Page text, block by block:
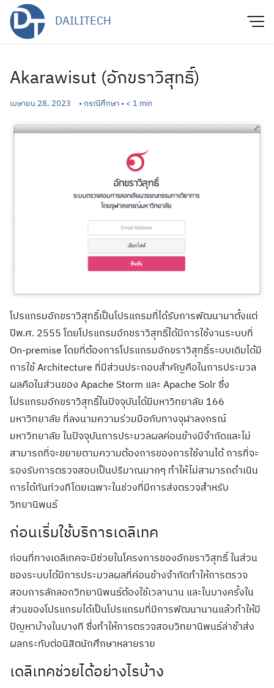
Skip
content
DAILITECH
Akarawisut (อักขราวิสุทธิ์)
เมษายน 28, 2023 •กรณีศึกษา•< 1 min
โปรแกรมอักขราวิสุทธิ์เป็นโปรแกรมที่ได้รับการพัฒนามาตั้งแต่
ปีพ.ศ. 2555 โดยโปรแกรมอักขราวิสุทธิ์ได้มีการใช้งานระบบที่
On-premise โดยที่ต้องการโปรแกรมอักขราวิสุทธิ์ระบบเดิมได้มี
การใช้ Architecture ที่มีส่วนประกอบสำคัญคือในการประมวล
ผลคือในส่วนของ Apache Storm และ Apache Solr ซึ่ง
โปรแกรมอักขราวิสุทธิ์ในปัจจุบันได้มีมหาวิทยาลัย 166
มหาวิทยาลัย ที่ลงนามความร่วมมือกับทางจุฬาลงกรณ์
มหาวิทยาลัย ในปัจจุบันการประมวลผลค่อนข้างมีจำกัดและไม่
สามารถที่จะขยายตามความต้องการของการใช้งานได้ การที่จะ
รองรับการตรวจสอบเป็นปริมาณมากๆ ทำให้ไม่สามารถดำเนิน
การได้ทันท่วงทีโดยเฉพาะในช่วงที่มีการส่งตรวจสำหรับ
วิทยานิพนธ์
ก่อนเริ่มใช้บริการเดลิเทค
ก่อนที่ทางเดลิเทคจะมีช่วยในโครงการของอักขราวิสุทธิ์ ในส่วน
ของระบบได้มีการประมวลผลที่ค่อนข้างจำกัดทำให้การตรวจ
สอบการลักลอกวิทยานิพนธ์ต้องใช้เวลานาน และในบางครั้งใน
ส่วนของโปรแกรมได้เป็นโปรแกรมที่มีการพัฒนานานแล้วทำให้มี
ปัญหาบ้างในบางที ซึ่งทำให้การตรวจสอบวิทยานิพนธ์ล่าช้าส่ง
ผลกระทับต่อนิสิตนักศึกษาหลายราย
เดลิเทคช่วยได้อย่างไรบ้าง